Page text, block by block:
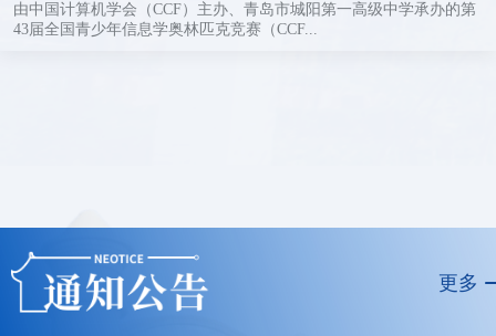
由中国计算机学会（CCF）主办、青岛市城阳第一高级中学承办的第
43届全国青少年信息学奥林匹克竞赛（CCF...
更多